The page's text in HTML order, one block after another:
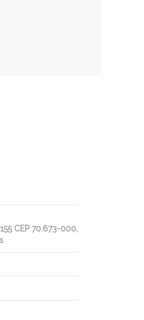
CEP 70.673-000,